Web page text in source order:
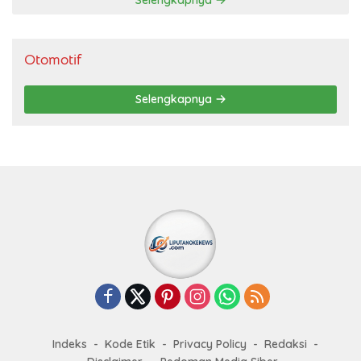
Otomotif
Selengkapnya
Indeks Kode Etik Privacy Policy
Redaksi